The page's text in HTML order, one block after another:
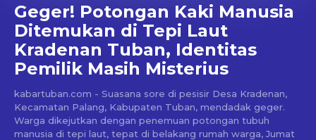
Geger! Potongan Kaki Manusia
Ditemukan di Tepi Laut
Kradenan Tuban, Identitas
Pemilik Masih Misterius
kabartuban.com - Suasana sore di pesisir Desa Kradenan,
Kecamatan Palang, Kabupaten Tuban, mendadak geger.
Warga dikejutkan dengan penemuan potongan tubuh
manusia di tepi laut, tepat di belakang rumah warga, Jumat